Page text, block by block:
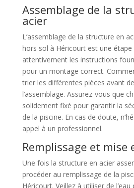
Assemblage de la
acier
L’assemblage de la structure en
hors sol à Héricourt est une étape
attentivement les instructions
pour un montage correct.
trier les différentes pièces avant
l’assemblage. Assurez-vous que
solidement fixé pour garantir la
de la piscine. En cas de doute,
appel à un professionnel.
Remplissage et mise
Une fois la structure en acier
procéder au remplissage de la
Héricourt. Veillez à utiliser de